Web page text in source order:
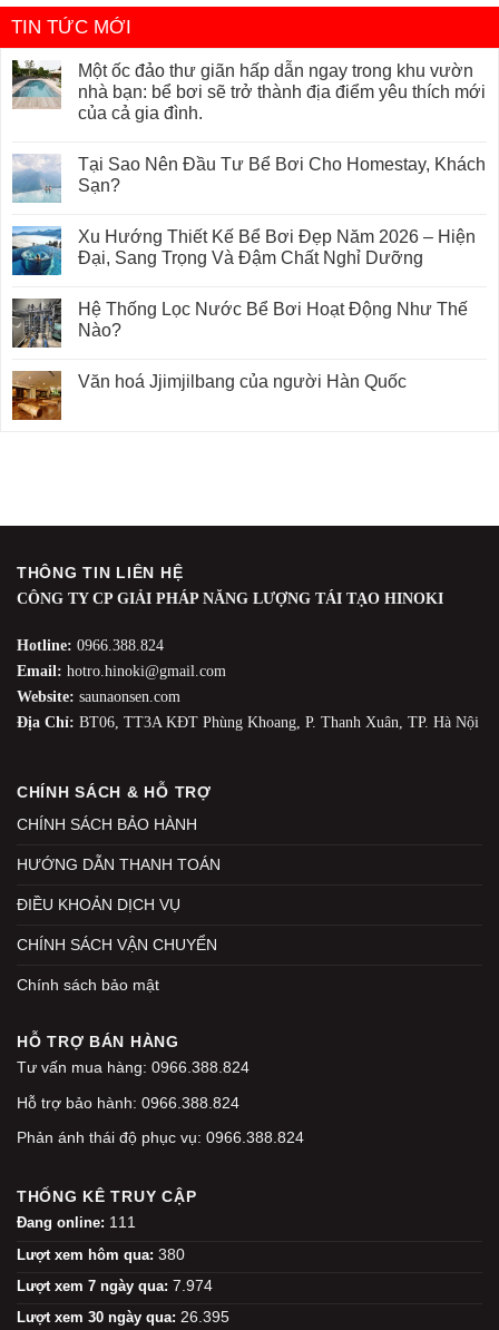
TIN TỨC MỚI
Một ốc đảo thư giãn hấp dẫn ngay trong khu vườn
nhà bạn: bể bơi sẽ trở thành địa điểm yêu thích mới
của cả gia đình.
Tại Sao Nên Đầu Tư Bể Bơi Cho Homestay, Khách
Sạn?
Xu Hướng Thiết Kế Bể Bơi Đẹp Năm 2026 – Hiện
Đại, Sang Trọng Và Đậm Chất Nghỉ Dưỡng
Hệ Thống Lọc Nước Bể Bơi Hoạt Động Như Thế
Nào?
Văn hoá Jjimjilbang của người Hàn Quốc
THÔNG TIN LIÊN HỆ
CÔNG TY CP GIẢI PHÁP NĂNG LƯỢNG TÁI TẠO HINOKI
Hotline: 0966.388.824
Email: hotro.hinoki@gmail.com
Website: saunaonsen.com
Địa Chỉ: BT06, TT3A KĐT Phùng Khoang, P. Thanh Xuân, TP. Hà Nội
CHÍNH SÁCH & HỖ TRỢ
CHÍNH SÁCH BẢO HÀNH
HƯỚNG DẪN THANH TOÁN
ĐIỀU KHOẢN DỊCH VỤ
CHÍNH SÁCH VẬN CHUYỂN
Chính sách bảo mật
HỖ TRỢ BÁN HÀNG
Tư vấn mua hàng: 0966.388.824
Hỗ trợ bảo hành: 0966.388.824
Phản ánh thái độ phục vụ: 0966.388.824
THỐNG KÊ TRUY CẬP
Đang online: 111
Lượt xem hôm qua: 380
Lượt xem 7 ngày qua: 7.974
Lượt xem 30 ngày qua: 26.395